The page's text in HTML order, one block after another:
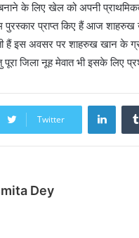
के लिए खेल को अपनी
पुरस्कार प्राप्त किए हैं आज
हैं इस अवसर पर शाहरुख खान के
पूरा जिला नूह मेवात भी इसके लिए
Twitter
Dey